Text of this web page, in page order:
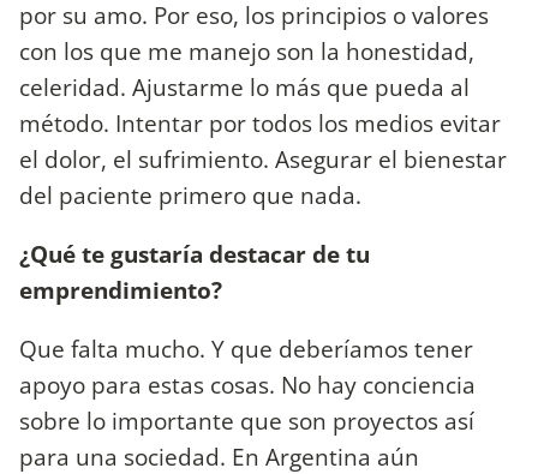
por su amo. Por eso, los principios o valores
con los que me manejo son la honestidad,
celeridad. Ajustarme lo más que pueda al
método. Intentar por todos los medios evitar
el dolor, el sufrimiento. Asegurar el bienestar
del paciente primero que nada.
¿Qué te gustaría destacar de tu
emprendimiento?
Que falta mucho. Y que deberíamos tener
apoyo para estas cosas. No hay conciencia
sobre lo importante que son proyectos así
para una sociedad. En Argentina aún